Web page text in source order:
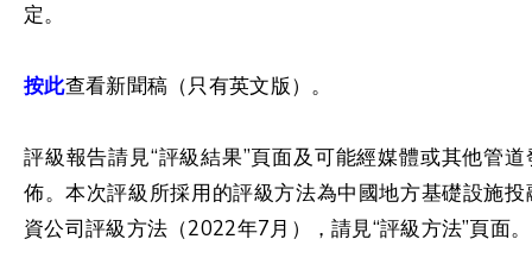
定。
按此查看新聞稿（只有英文版）。
評級報告請見“評級結果”頁面及可能經媒體或其他管道
佈。本次評級所採用的評級方法為中國地方基礎設施投
資公司評級方法（2022年7月），請見“評級方法”頁面。